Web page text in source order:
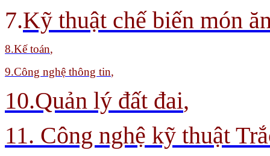
7.Kỹ thuật chế biến món
8.Kế toán,
9.Công nghệ thông tin,
10.Quản lý đất đai,
11. Công nghệ kỹ thuật